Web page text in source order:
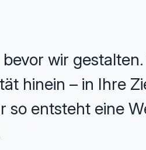
wir
hinein – in Ihre
so entsteht eine